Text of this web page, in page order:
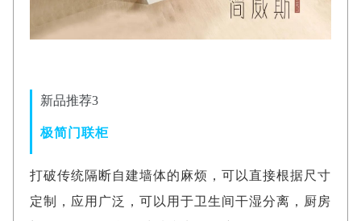
新品推荐3
极简门联柜
打破传统隔断自建墙体的麻烦，可以直接根据尺寸
定制，应用广泛，可以用于卫生间干湿分离，厨房